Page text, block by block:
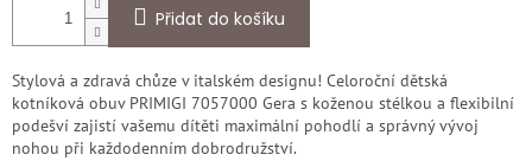
Přidat do košíku
Stylová a zdravá chůze v italském designu! Celoroční dětská
kotníková obuv PRIMIGI 7057000 Gera s koženou stélkou a flexibilní
podešví zajistí vašemu dítěti maximální pohodlí a správný vývoj
nohou při každodenním dobrodružství.